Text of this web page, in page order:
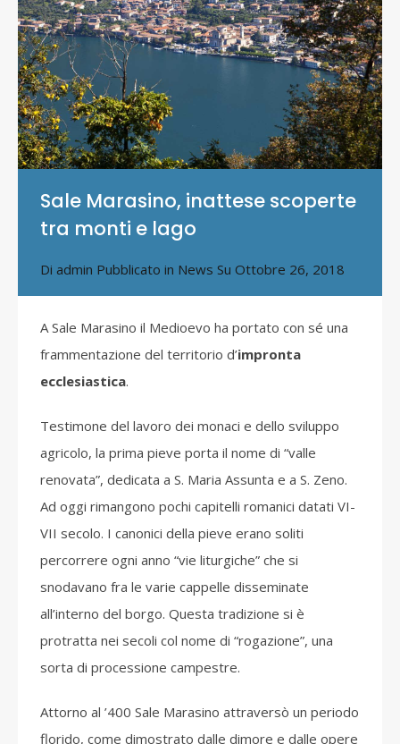
Sale Marasino, inattese scoperte
tra monti e lago
Di admin Pubblicato in News Su Ottobre 26, 2018
A Sale Marasino il Medioevo ha portato con sé una
frammentazione del territorio d’impronta
ecclesiastica.
Testimone del lavoro dei monaci e dello sviluppo
agricolo, la prima pieve porta il nome di “valle
renovata”, dedicata a S. Maria Assunta e a S. Zeno.
Ad oggi rimangono pochi capitelli romanici datati VI-
VII secolo. I canonici della pieve erano soliti
percorrere ogni anno “vie liturgiche” che si
snodavano fra le varie cappelle disseminate
all’interno del borgo. Questa tradizione si è
protratta nei secoli col nome di “rogazione”, una
sorta di processione campestre.
Attorno al ’400 Sale Marasino attraversò un periodo
florido, come dimostrato dalle dimore e dalle opere